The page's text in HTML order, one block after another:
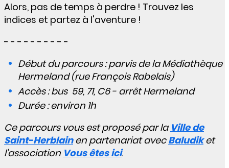
Alors, pas de temps à perdre ! Trouvez les
indices et partez à l'aventure !
- - - - - - - - - -
Début du parcours : parvis de la Médiathèque
Hermeland (rue François Rabelais)
Accès : bus 59, 71, C6 - arrêt Hermeland
Durée : environ 1h
Ce parcours vous est proposé par la Ville de
Saint-Herblainen partenariat avecBaludiket
l'association Vous êtes ici.